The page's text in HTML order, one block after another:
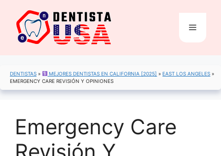
contenido
Menú
DENTISTAS » MEJORES DENTISTAS EN CALIFORNIA [2025] »EAST LOS ANGELES »
EMERGENCY CARE REVISIÓN Y OPINIONES
Emergency Care